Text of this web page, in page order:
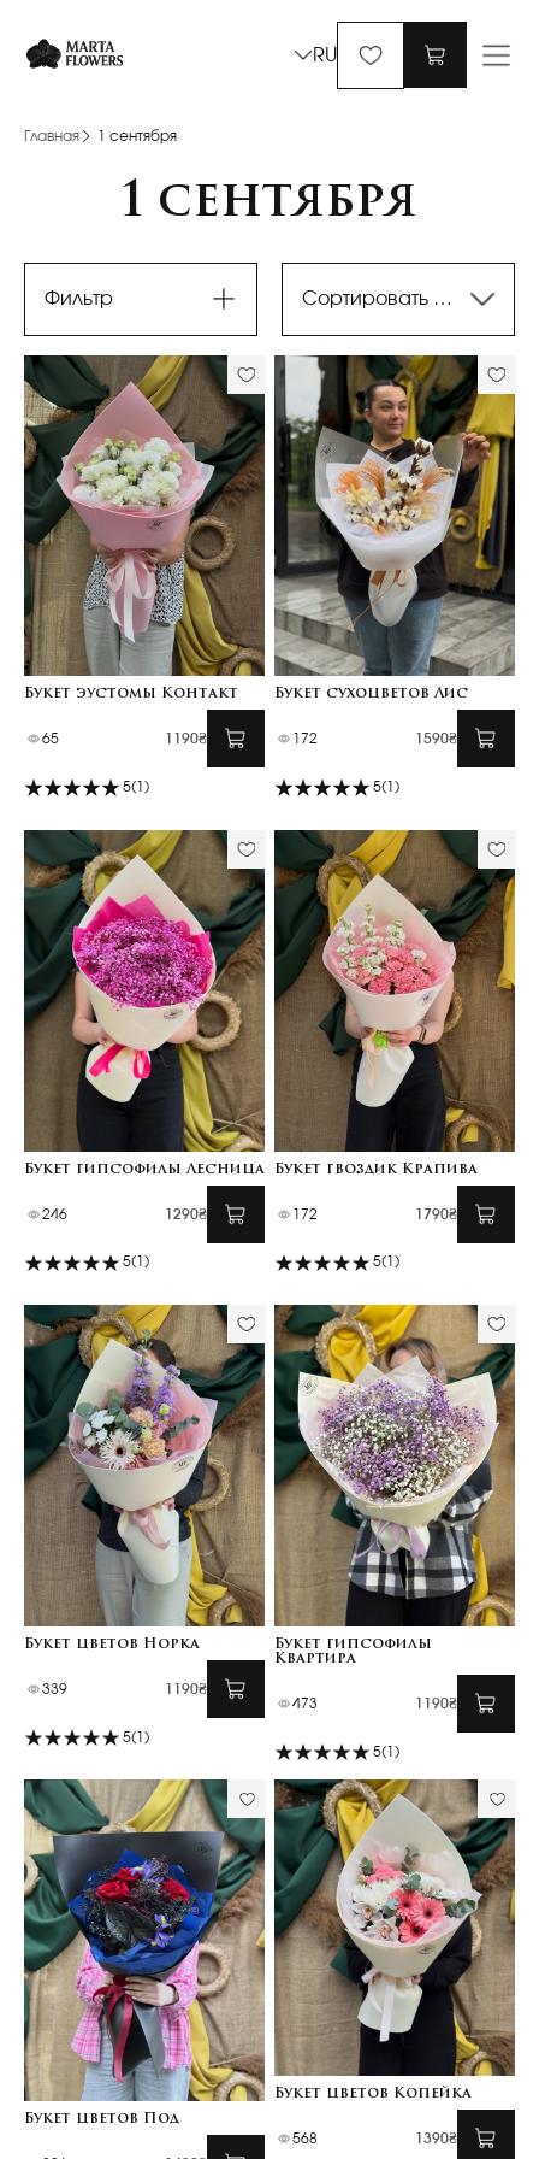
RU
Главная 1 сентября
1 сентября
Фильтр Сортировать по последним
Букет эустомы Контакт
65 1190₴
5(1)
Букет сухоцветов Лис
172 1590₴
5(1)
Букет гипсофилы Лесница
246 1290₴
5(1)
Букет гвоздик Крапива
172 1790₴
5(1)
Букет цветов Норка
339 1190₴
5(1)
Букет гипсофилы
Квартира
473 1190₴
5(1)
Букет цветов Под
Букет цветов Копейка
568 1390₴